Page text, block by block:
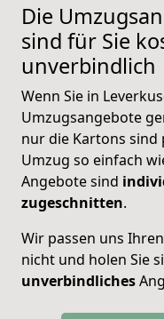
Die
sind für Sie
unverbindlich
Wenn Sie in
Umzugsangebote
nur die Kartons
Umzug so einfach
Angebote sind
zugeschnitten.
Wir passen uns
nicht und holen Sie
unverbindliches